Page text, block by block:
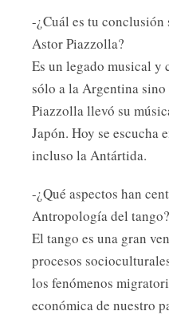
-¿Cuál es tu
Astor Piazzolla?
Es un legado musical y
sólo a la Argentina
Piazzolla llevó su
Japón. Hoy se escucha
incluso la Antártida.
-¿Qué aspectos han
Antropología del tango?
El tango es una gran
procesos
los fenómenos
económica de nuestro